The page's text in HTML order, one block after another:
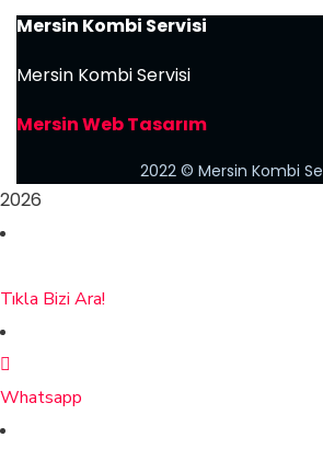
Mersin Kombi Servisi
Mersin Kombi Servisi
Mersin Web Tasarım
2022© Mersin Kombi
2026
Tıkla Bizi Ara!
Whatsapp